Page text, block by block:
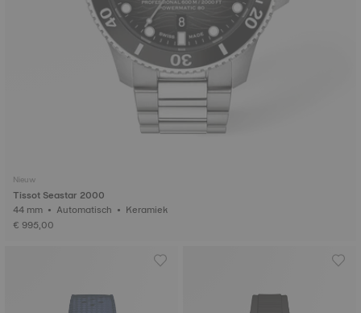
Nieuw
Tissot Seastar 2000
44 mm • Automatisch • Keramiek
€ 995,00